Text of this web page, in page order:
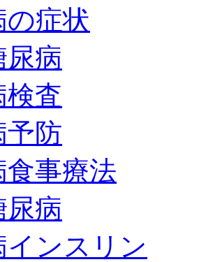
の症状
尿病
検査
予防
食事療法
尿病
インスリン